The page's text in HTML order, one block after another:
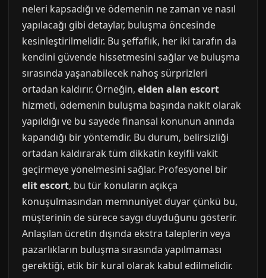
neleri kapsadığı ve ödemenin ne zaman ve nasıl
yapılacağı gibi detaylar, buluşma öncesinde
kesinleştirilmelidir. Bu şeffaflık, her iki tarafın da
kendini güvende hissetmesini sağlar ve buluşma
sırasında yaşanabilecek nahoş sürprizleri
ortadan kaldırır. Örneğin, elden alan escort
hizmeti, ödemenin buluşma başında nakit olarak
yapıldığı ve bu sayede finansal konunun anında
kapandığı bir yöntemdir. Bu durum, belirsizliği
ortadan kaldırarak tüm dikkatin keyifli vakit
geçirmeye yönelmesini sağlar. Profesyonel bir
elit escort, bu tür konuların açıkça
konuşulmasından memnuniyet duyar çünkü bu,
müşterinin de sürece saygı duyduğunu gösterir.
Anlaşılan ücretin dışında ekstra taleplerin veya
pazarlıkların buluşma sırasında yapılmaması
gerektiği, etik bir kural olarak kabul edilmelidir.